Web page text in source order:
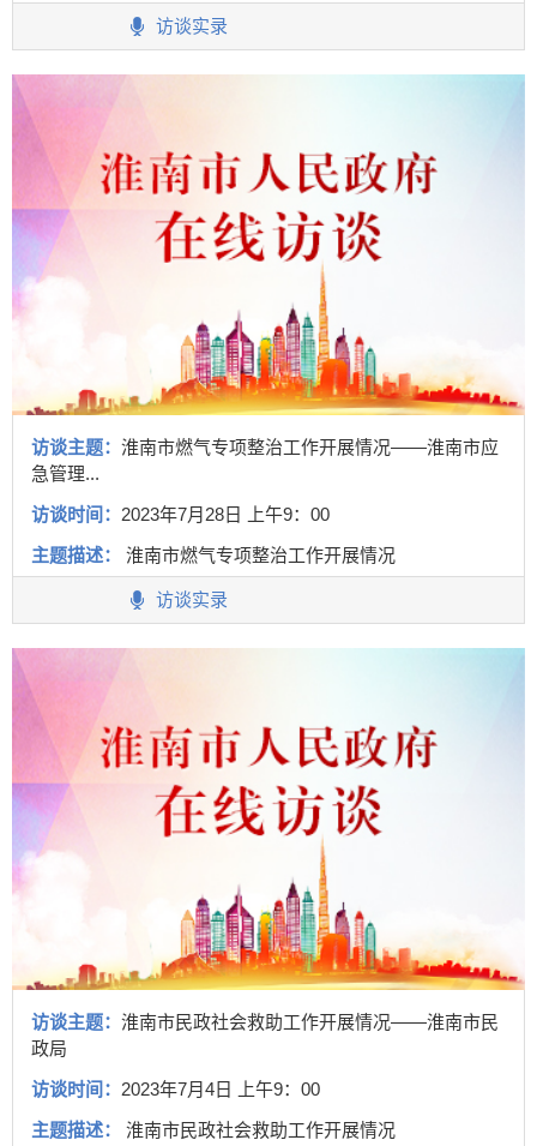
访谈实录
访谈主题： 淮南市燃气专项整治工作开展情况——淮南市应
急管理...
访谈时间： 2023年7月28日 上午9：00
主题描述：
淮南市燃气专项整治工作开展情况
访谈实录
访谈主题： 淮南市民政社会救助工作开展情况——淮南市民
政局
访谈时间： 2023年7月4日 上午9：00
主题描述：
淮南市民政社会救助工作开展情况